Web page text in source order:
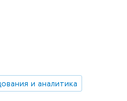
и аналитика